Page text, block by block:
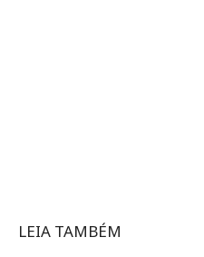
LEIA TAMBÉM